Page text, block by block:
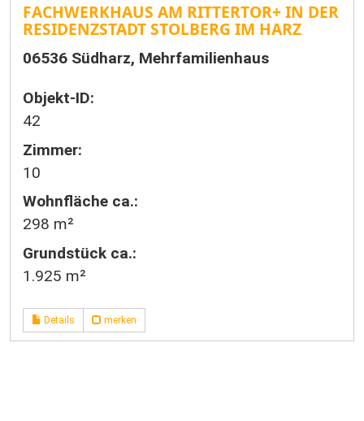
FACHWERKHAUS AM RITTERTOR+ IN DER
RESIDENZSTADT STOLBERG IM HARZ
06536 Südharz, Mehrfamilienhaus
Objekt-ID:
42
Zimmer:
10
Wohnfläche ca.:
298 m²
Grund­stück ca.:
1.925 m²
Details merken